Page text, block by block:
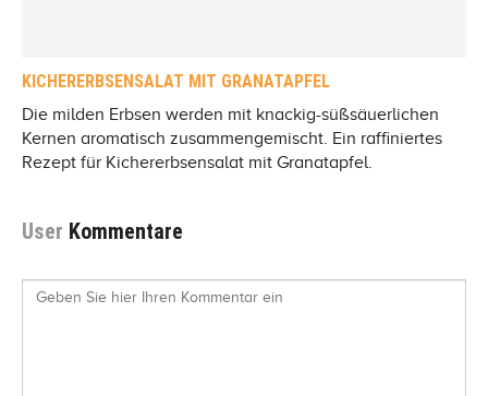
KICHERERBSENSALAT MIT GRANATAPFEL
Die milden Erbsen werden mit knackig-süßsäuerlichen
Kernen aromatisch zusammengemischt. Ein raffiniertes
Rezept für Kichererbsensalat mit Granatapfel.
User Kommentare